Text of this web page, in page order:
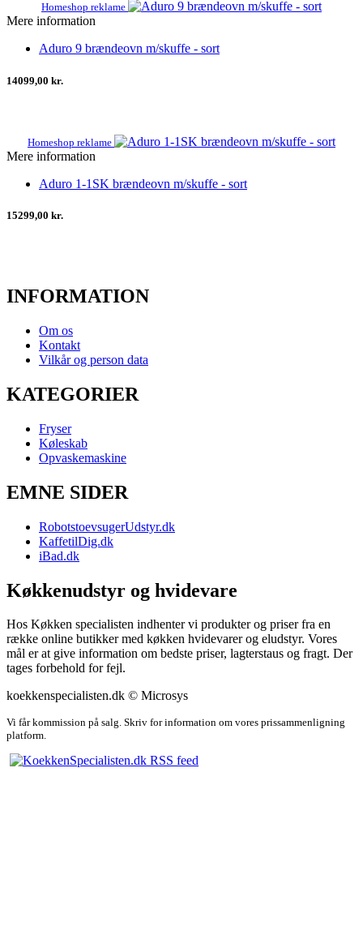
Homeshop reklame
Mere information
Aduro 9 brændeovn m/skuffe - sort
14099,00 kr.
Homeshop reklame
Mere information
Aduro 1-1SK brændeovn m/skuffe - sort
15299,00 kr.
INFORMATION
Om os
Kontakt
Vilkår og person data
KATEGORIER
Fryser
Køleskab
Opvaskemaskine
EMNE SIDER
RobotstoevsugerUdstyr.dk
KaffetilDig.dk
iBad.dk
Køkkenudstyr og hvidevare
Hos Køkken specialisten indhenter vi produkter og priser fra en
række online butikker med køkken hvidevarer og eludstyr. Vores
mål er at give information om bedste priser, lagterstaus og fragt. Der
tages forbehold for fejl.
koekkenspecialisten.dk © Microsys
Vi får kommission på salg. Skriv for information om vores prissammenligning
platform.